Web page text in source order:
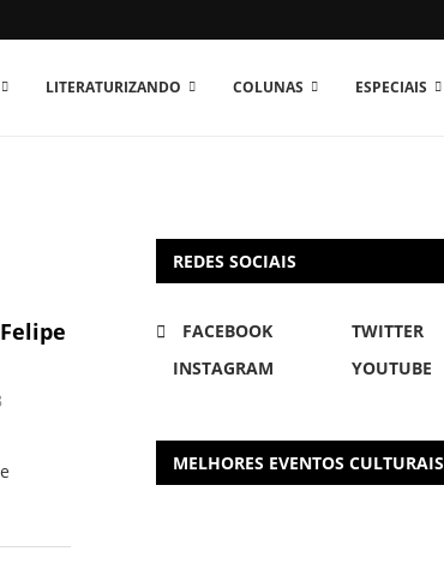
LITERATURIZANDO COLUNAS ESPECIAIS
REDES SOCIAIS
FACEBOOK
TWITTER
INSTAGRAM
YOUTUBE
MELHORES EVENTOS CULTURAIS